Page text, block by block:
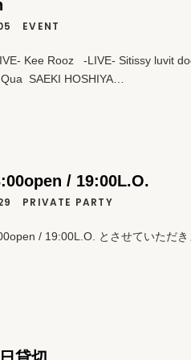
EVENT
Kee Rooz -LIVE- Sitissy luvit
Qua SAEKI HOSHIYA…
/ 19:00L.O.
PRIVATE PARTY
/ 19:00L.O. とさせていただき